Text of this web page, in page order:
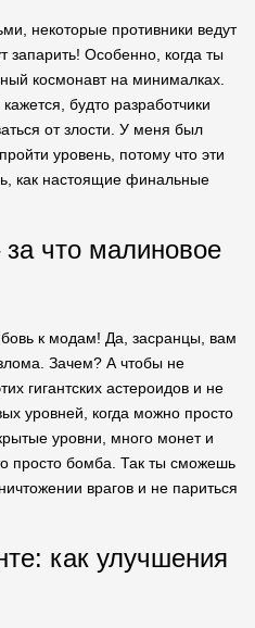
некоторые противники ведут
запарить! Особенно, когда ты
космонавт на минималках.
будто разработчики
от злости. У меня был
уровень, потому что эти
как настоящие финальные
что малиновое
к модам! Да, засранцы, вам
Зачем? А чтобы не
гигантских астероидов и не
уровней, когда можно просто
уровни, много монет и
просто бомба. Так ты сможешь
врагов и не париться
как улучшения